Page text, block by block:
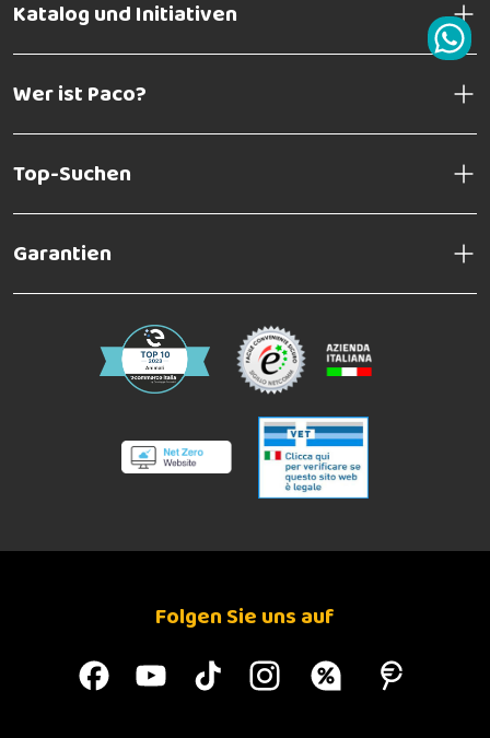
Katalog und Initiativen
Wer ist Paco?
Top-Suchen
Garantien
Folgen Sie uns auf